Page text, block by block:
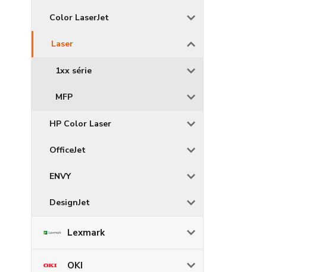
Color LaserJet
Laser
1xx série
MFP
HP Color Laser
OfficeJet
ENVY
DesignJet
Lexmark
OKI